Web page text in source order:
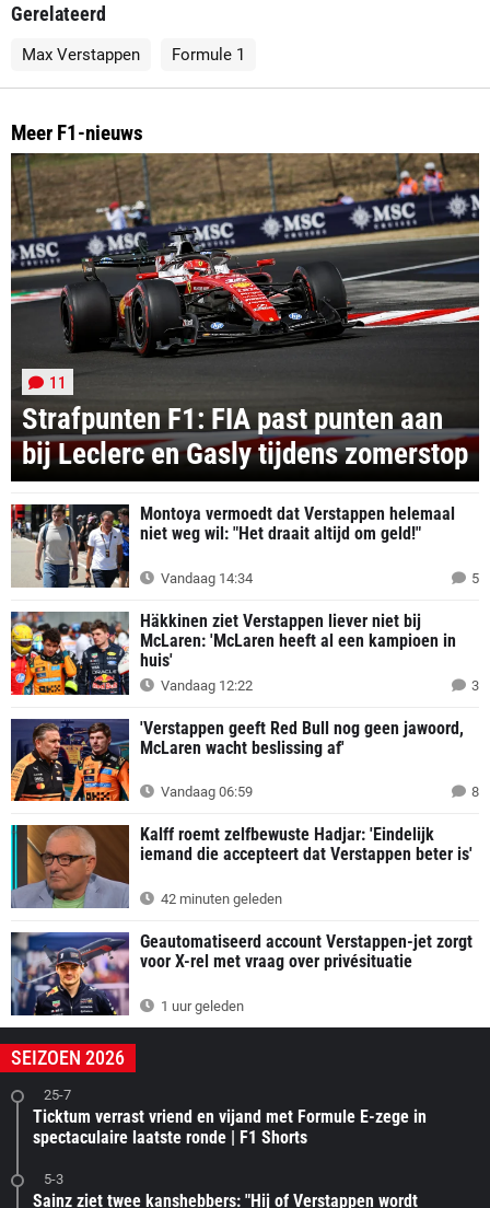
Gerelateerd
Max Verstappen Formule 1
Meer F1-nieuws
Strafpunten F1: FIA past punten aan
bij Leclerc en Gasly tijdens zomerstop
11
Montoya vermoedt dat Verstappen helemaal
niet weg wil: "Het draait altijd om geld!"
Vandaag 14:34 5
Häkkinen ziet Verstappen liever niet bij
McLaren: 'McLaren heeft al een kampioen in
huis'
Vandaag 12:22 3
'Verstappen geeft Red Bull nog geen jawoord,
McLaren wacht beslissing af'
Vandaag 06:59 8
Kalff roemt zelfbewuste Hadjar: 'Eindelijk
iemand die accepteert dat Verstappen beter is'
42 minuten geleden
Geautomatiseerd account Verstappen-jet zorgt
voor X-rel met vraag over privésituatie
1 uur geleden
SEIZOEN 2026
25-7
Ticktum verrast vriend en vijand met Formule E-zege in
spectaculaire laatste ronde | F1 Shorts
5-3
Sainz ziet twee kanshebbers: "Hij of Verstappen wordt